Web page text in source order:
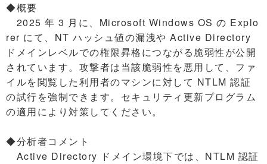
◆概要
2025 年 3 月に、Microsoft Windows OS の Explo
rer にて、NT ハッシュ値の漏洩や Active Directory
ドメインレベルでの権限昇格につながる脆弱性が公開
されています。攻撃者は当該脆弱性を悪用して、ファ
イルを閲覧した利用者のマシンに対して NTLM 認証
の試行を強制できます。セキュリティ更新プログラム
の適用により対策してください。
◆分析者コメント
Active Directory ドメイン環境下では、NTLM 認証